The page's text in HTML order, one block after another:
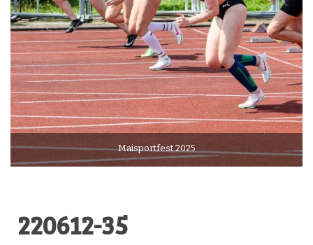
Maisportfest 2025
220612-35